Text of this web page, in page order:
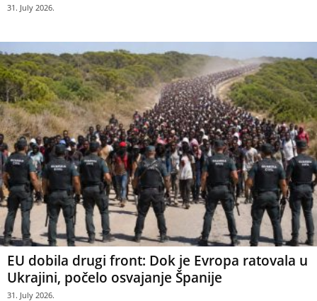
31. July 2026.
EU dobila drugi front: Dok je Evropa ratovala u
Ukrajini, počelo osvajanje Španije
31. July 2026.